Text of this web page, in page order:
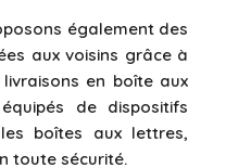
également des
aux voisins grâce à
en boîte aux
de dispositifs
boîtes aux lettres,
toute sécurité.